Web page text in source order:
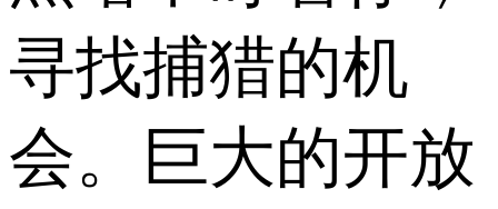
寻找捕猎的机
会。巨大的开放